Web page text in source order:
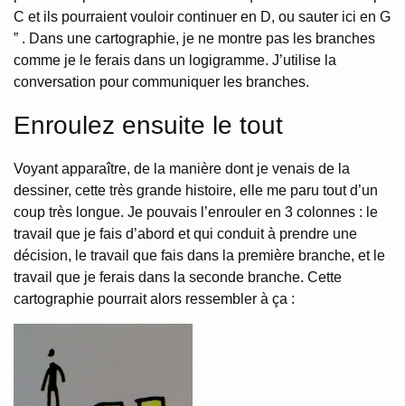
C et ils pourraient vouloir continuer en D, ou sauter ici en G
” . Dans une cartographie, je ne montre pas les branches
comme je le ferais dans un logigramme. J’utilise la
conversation pour communiquer les branches.
Enroulez ensuite le tout
Voyant apparaître, de la manière dont je venais de la
dessiner, cette très grande histoire, elle me paru tout d’un
coup très longue. Je pouvais l’enrouler en 3 colonnes : le
travail que je fais d’abord et qui conduit à prendre une
décision, le travail que fais dans la première branche, et le
travail que je ferais dans la seconde branche. Cette
cartographie pourrait alors ressembler à ça :